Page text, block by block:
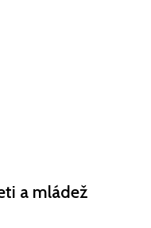
a mládež